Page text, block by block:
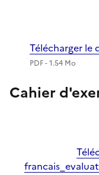
Télécharger
PDF - 1.54 Mo
Cahier